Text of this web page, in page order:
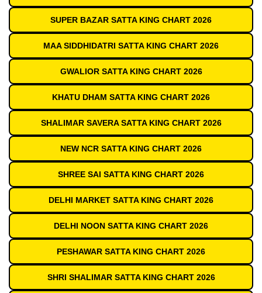
SUPER BAZAR SATTA KING CHART 2026
MAA SIDDHIDATRI SATTA KING CHART 2026
GWALIOR SATTA KING CHART 2026
KHATU DHAM SATTA KING CHART 2026
SHALIMAR SAVERA SATTA KING CHART 2026
NEW NCR SATTA KING CHART 2026
SHREE SAI SATTA KING CHART 2026
DELHI MARKET SATTA KING CHART 2026
DELHI NOON SATTA KING CHART 2026
PESHAWAR SATTA KING CHART 2026
SHRI SHALIMAR SATTA KING CHART 2026